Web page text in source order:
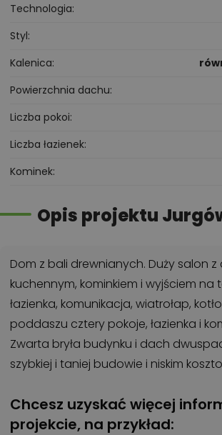
Technologia
Styl
Kalenica
Powierzchnia dachu
Liczba pokoi
Liczba łazienek
Kominek
Opis projektu
Dom z bali drewnianych. Duży salon z
kuchennym, kominkiem i wyjściem na
łazienka, komunikacja, wiatrołap,
poddaszu cztery pokoje, łazienka i
Zwarta bryła budynku i dach
szybkiej i taniej budowie i niskim
Chcesz uzyskać więcej
projekcie, na przykład: